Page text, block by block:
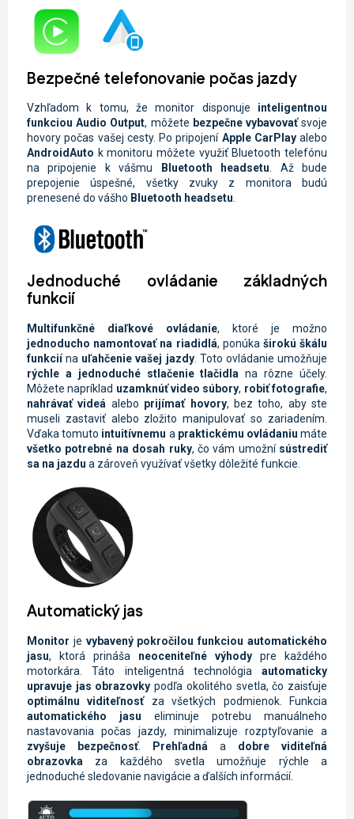
Bezpečné telefonovanie počas jazdy
Vzhľadom k tomu, že monitor disponuje inteligentnou
funkciou Audio Output, môžete bezpečne vybavovaťsvoje
hovory počas vašej cesty. Po pripojení Apple CarPlayalebo
AndroidAuto k monitoru môžete využiť Bluetooth telefónu
na pripojenie k vášmu
Bluetooth headsetu . Až bude
prepojenie úspešné, všetky zvuky z monitora budú
prenesené do vášho Bluetooth headsetu
Jednoduché ovládanie základných
funkcií
Multifunkčné diaľkové ovládanie, ktoré je možno
jednoducho namontovať na riadidlá, ponúka širokú škálu
funkciína uľahčenie vašej jazdy. Toto ovládanie umožňuje
rýchle a jednoduché stlačenie tlačidla na rôzne účely.
Môžete napríklad uzamknúť video súbory, robiť fotografie,
nahrávať videá alebo prijímať hovory, bez toho, aby ste
museli zastaviť alebo zložito manipulovať so zariadením.
Vďaka tomuto intuitívnemu a praktickému ovládaniu máte
všetko potrebné na dosah ruky, čo vám umožní sústrediť
sa na jazdu a zároveň využívať všetky dôležité funkcie.
Automatický jas
Monitor je vybavený pokročilou funkciou automatického
jasu, ktorá prináša neoceniteľné výhody pre každého
motorkára. Táto inteligentná technológia automaticky
upravuje jas obrazovky podľa okolitého svetla, čo zaisťuje
optimálnu viditeľnosťza všetkých podmienok. Funkcia
automatického jasu eliminuje potrebu manuálneho
nastavovania počas jazdy, minimalizuje rozptyľovanie a
zvyšuje bezpečnosť. Prehľadná a dobre viditeľná
obrazovka za každého svetla umožňuje rýchle a
jednoduché sledovanie navigácie a ďalších informácií.